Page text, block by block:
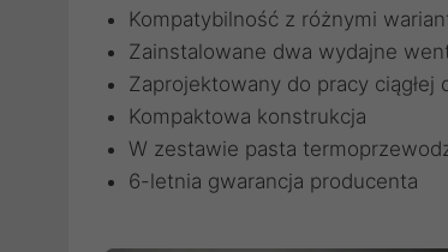
Kompatybilność z różnymi
Zainstalowane dwa wydajne
Zaprojektowany do pracy
Kompaktowa konstrukcja
W zestawie pasta
6-letnia gwarancja producenta